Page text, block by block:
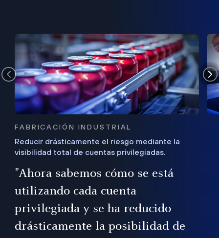
FABRICACIÓN INDUSTRIAL
Reducir drásticamente el riesgo mediante la
visibilidad total de cuentas privilegiadas.
"Ahora sabemos cómo se está
utilizando cada cuenta
privilegiada y se ha reducido
drásticamente la posibilidad de